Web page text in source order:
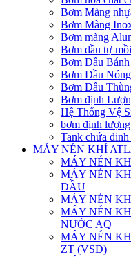
Bơm Màng
Bơm Màng
Bơm màng
Bơm dầu tự mồi
Bơm Dầu
Bơm Dầu Nóng
Bơm Dầu
Bơm định
Hệ Thống Vệ
bơm định
Tank chứa
MÁY NÉN KHÍ
MÁY NÉN
MÁY NÉN
DẦU
MÁY NÉN
MÁY NÉN
NƯỚC AQ
MÁY NÉN
ZT (VSD)